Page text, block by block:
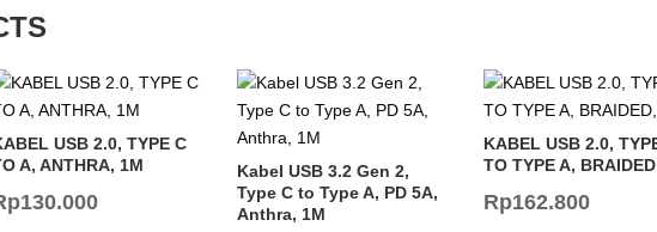
USB 2.0, TYPE C
A, ANTHRA, 1M
130.000
Kabel USB 3.2 Gen 2,
Type C to Type A, PD 5A,
Anthra, 1M
KABEL USB 2.0,
TO TYPE A,
Rp162.800